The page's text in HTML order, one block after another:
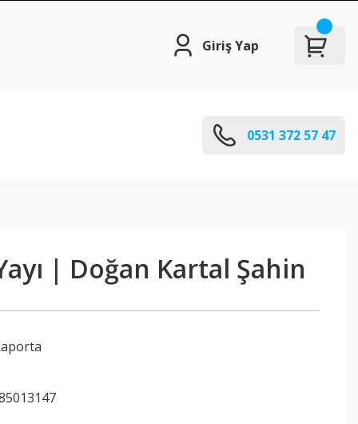
Giriş Yap
0531 372 57 47
| Doğan Kartal Şahin